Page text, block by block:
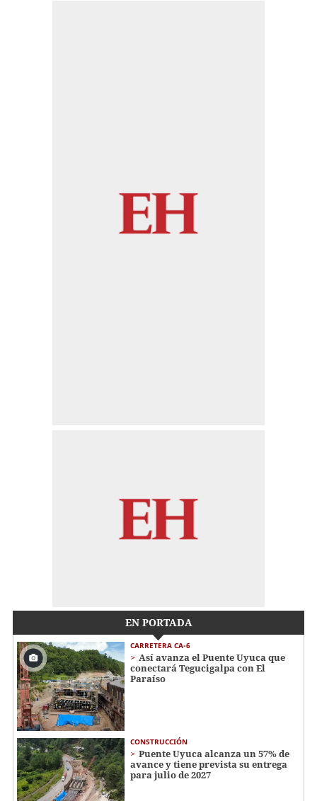
EN PORTADA
CARRETERA CA-6
Así avanza el Puente Uyuca que
conectará Tegucigalpa con El
Paraíso
CONSTRUCCIÓN
Puente Uyuca alcanza un 57% de
avance y tiene prevista su entrega
para julio de 2027